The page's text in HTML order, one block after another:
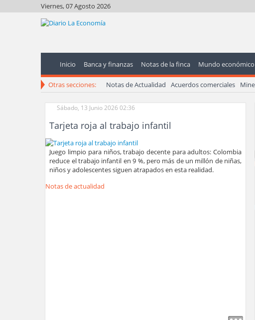
Viernes, 07 Agosto 2026
Inicio Banca y finanzas Notas de la finca Mundo económico
Otras secciones: Notas de Actualidad Acuerdos comerciales
Sábado, 13 Junio 2026 02:36
Tarjeta roja al trabajo infantil
Juego limpio para niños, trabajo decente para adultos: Colombia
reduce el trabajo infantil en 9 %, pero más de un millón de niñas,
niños y adolescentes siguen atrapados en esta realidad.
Notas de actualidad